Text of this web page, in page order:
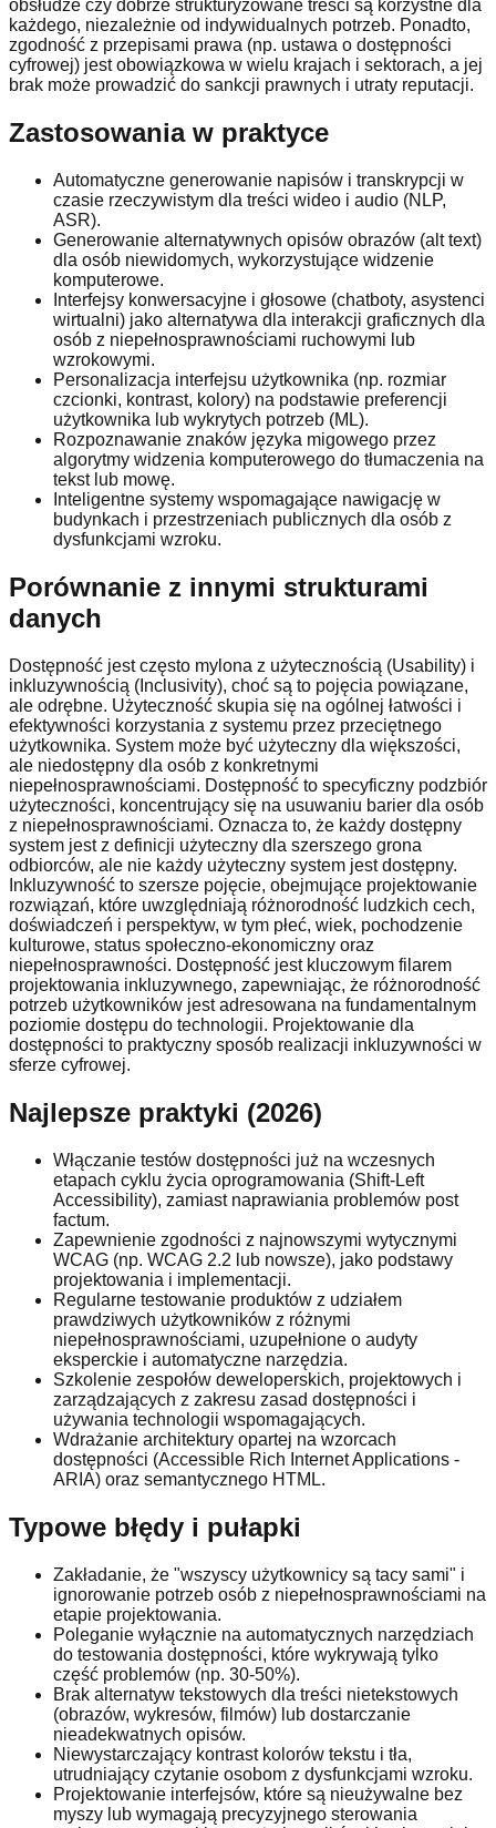
obsłudze czy dobrze strukturyzowane treści są korzystne dla
każdego, niezależnie od indywidualnych potrzeb. Ponadto,
zgodność z przepisami prawa (np. ustawa o dostępności
cyfrowej) jest obowiązkowa w wielu krajach i sektorach, a jej
brak może prowadzić do sankcji prawnych i utraty reputacji.
Zastosowania w praktyce
Automatyczne generowanie napisów i transkrypcji w
czasie rzeczywistym dla treści wideo i audio (NLP,
ASR).
Generowanie alternatywnych opisów obrazów (alt text)
dla osób niewidomych, wykorzystujące widzenie
komputerowe.
Interfejsy konwersacyjne i głosowe (chatboty, asystenci
wirtualni) jako alternatywa dla interakcji graficznych dla
osób z niepełnosprawnościami ruchowymi lub
wzrokowymi.
Personalizacja interfejsu użytkownika (np. rozmiar
czcionki, kontrast, kolory) na podstawie preferencji
użytkownika lub wykrytych potrzeb (ML).
Rozpoznawanie znaków języka migowego przez
algorytmy widzenia komputerowego do tłumaczenia na
tekst lub mowę.
Inteligentne systemy wspomagające nawigację w
budynkach i przestrzeniach publicznych dla osób z
dysfunkcjami wzroku.
Porównanie z innymi strukturami
danych
Dostępność jest często mylona z użytecznością (Usability) i
inkluzywnością (Inclusivity), choć są to pojęcia powiązane,
ale odrębne. Użyteczność skupia się na ogólnej łatwości i
efektywności korzystania z systemu przez przeciętnego
użytkownika. System może być użyteczny dla większości,
ale niedostępny dla osób z konkretnymi
niepełnosprawnościami. Dostępność to specyficzny podzbiór
użyteczności, koncentrujący się na usuwaniu barier dla osób
z niepełnosprawnościami. Oznacza to, że każdy dostępny
system jest z definicji użyteczny dla szerszego grona
odbiorców, ale nie każdy użyteczny system jest dostępny.
Inkluzywność to szersze pojęcie, obejmujące projektowanie
rozwiązań, które uwzględniają różnorodność ludzkich cech,
doświadczeń i perspektyw, w tym płeć, wiek, pochodzenie
kulturowe, status społeczno-ekonomiczny oraz
niepełnosprawności. Dostępność jest kluczowym filarem
projektowania inkluzywnego, zapewniając, że różnorodność
potrzeb użytkowników jest adresowana na fundamentalnym
poziomie dostępu do technologii. Projektowanie dla
dostępności to praktyczny sposób realizacji inkluzywności w
sferze cyfrowej.
Najlepsze praktyki (2026)
Włączanie testów dostępności już na wczesnych
etapach cyklu życia oprogramowania (Shift-Left
Accessibility), zamiast naprawiania problemów post
factum.
Zapewnienie zgodności z najnowszymi wytycznymi
WCAG (np. WCAG 2.2 lub nowsze), jako podstawy
projektowania i implementacji.
Regularne testowanie produktów z udziałem
prawdziwych użytkowników z różnymi
niepełnosprawnościami, uzupełnione o audyty
eksperckie i automatyczne narzędzia.
Szkolenie zespołów deweloperskich, projektowych i
zarządzających z zakresu zasad dostępności i
używania technologii wspomagających.
Wdrażanie architektury opartej na wzorcach
dostępności (Accessible Rich Internet Applications -
ARIA) oraz semantycznego HTML.
Typowe błędy i pułapki
Zakładanie, że "wszyscy użytkownicy są tacy sami" i
ignorowanie potrzeb osób z niepełnosprawnościami na
etapie projektowania.
Poleganie wyłącznie na automatycznych narzędziach
do testowania dostępności, które wykrywają tylko
część problemów (np. 30-50%).
Brak alternatyw tekstowych dla treści nietekstowych
(obrazów, wykresów, filmów) lub dostarczanie
nieadekwatnych opisów.
Niewystarczający kontrast kolorów tekstu i tła,
utrudniający czytanie osobom z dysfunkcjami wzroku.
Projektowanie interfejsów, które są nieużywalne bez
myszy lub wymagają precyzyjnego sterowania